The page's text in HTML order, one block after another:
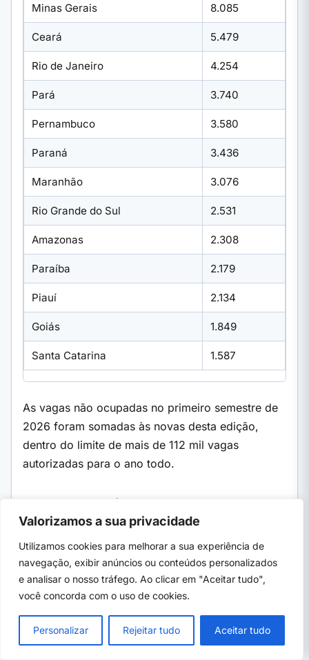
Valorizamos a sua privacidade
Utilizamos cookies para melhorar a sua experiência de
navegação, exibir anúncios ou conteúdos personalizados
e analisar o nosso tráfego. Ao clicar em "Aceitar tudo",
você concorda com o uso de cookies.
Personalizar Rejeitar tudo Aceitar tudo
Minas Gerais 8.085
Ceará 5.479
Rio de Janeiro 4.254
Pará 3.740
Pernambuco 3.580
Paraná 3.436
Maranhão 3.076
Rio Grande do Sul 2.531
Amazonas 2.308
Paraíba 2.179
Piauí 2.134
Goiás 1.849
Santa Catarina 1.587
As vagas não ocupadas no primeiro semestre de
2026 foram somadas às novas desta edição,
dentro do limite de mais de 112 mil vagas
autorizadas para o ano todo.
O FIES 2026/2 para novos
candidatos
O procedimento de complementação de
inscrições postergadas é independente do
processo seletivo regular do FIES para o
processo seletivo regular do FIES 2026/2 ancora
no Portal Único de Acesso ao Ensino Superior